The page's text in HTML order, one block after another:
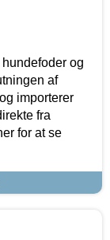
og
af
importerer
fra
for at se